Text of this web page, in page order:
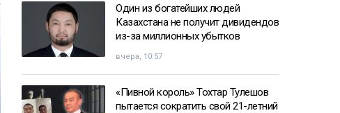
Один из богатейших людей
Казахстана не получит дивидендов
из-за миллионных убытков
вчера, 10:57
«Пивной король» Тохтар Тулешов
пытается сократить свой 21-летний